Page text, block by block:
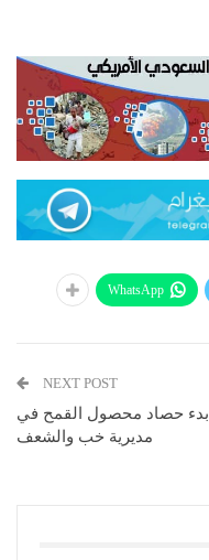
WhatsApp
NEXT POST
بدء حصاد محصول القمح في
مديرية خب والشعف